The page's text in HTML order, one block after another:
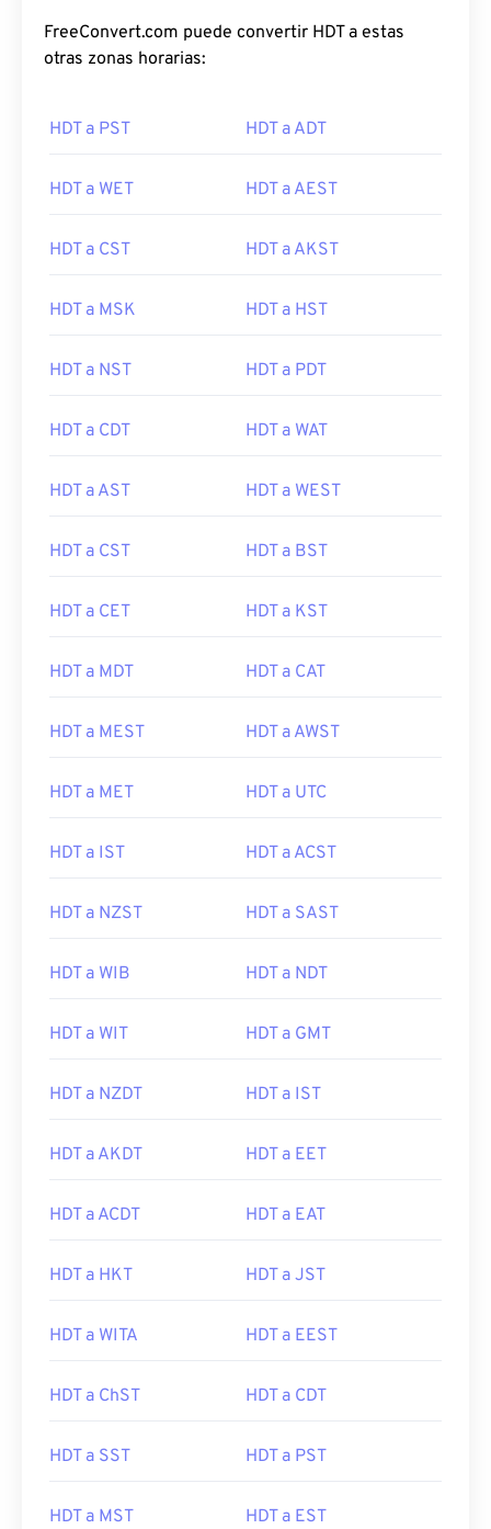
FreeConvert.com puede convertir HDT a estas
otras zonas horarias:
HDT a PST HDT a ADT
HDT a WET HDT a AEST
HDT a CST HDT a AKST
HDT a MSK HDT a HST
HDT a NST HDT a PDT
HDT a CDT HDT a WAT
HDT a AST HDT a WEST
HDT a CST HDT a BST
HDT a CET HDT a KST
HDT a MDT HDT a CAT
HDT a MEST HDT a AWST
HDT a MET HDT a UTC
HDT a IST HDT a ACST
HDT a NZST HDT a SAST
HDT a WIB HDT a NDT
HDT a WIT HDT a GMT
HDT a NZDT HDT a IST
HDT a AKDT HDT a EET
HDT a ACDT HDT a EAT
HDT a HKT HDT a JST
HDT a WITA HDT a EEST
HDT a ChST HDT a CDT
HDT a SST HDT a PST
HDT a MST HDT a EST